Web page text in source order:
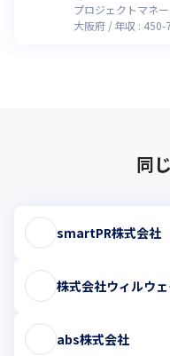
プロジェクトマネ
大阪府
年収 : 450-
同
smartPR株式会社
株式会社ウィルウ
abs株式会社